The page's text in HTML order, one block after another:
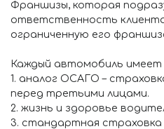
Франшизы, которая
ответственность
ограниченную его
Каждый автомобиль имеет
1. аналог ОСАГО –
перед третьими лицами.
2. жизнь и здоровье
3. стандартная страховка